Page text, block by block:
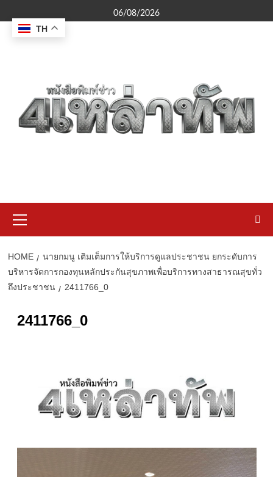
to
content
06/08/2026
Menu
HOME
นายกมนู เติมเต็มการให้บริการดูแลประชาชน ยกระดับการ
บริหารจัดการกองทุนหลักประกันสุขภาพเพื่อบริการทางสาธารณสุขทั่ว
ถึงประชาชน
2411766_0
2411766_0
TH